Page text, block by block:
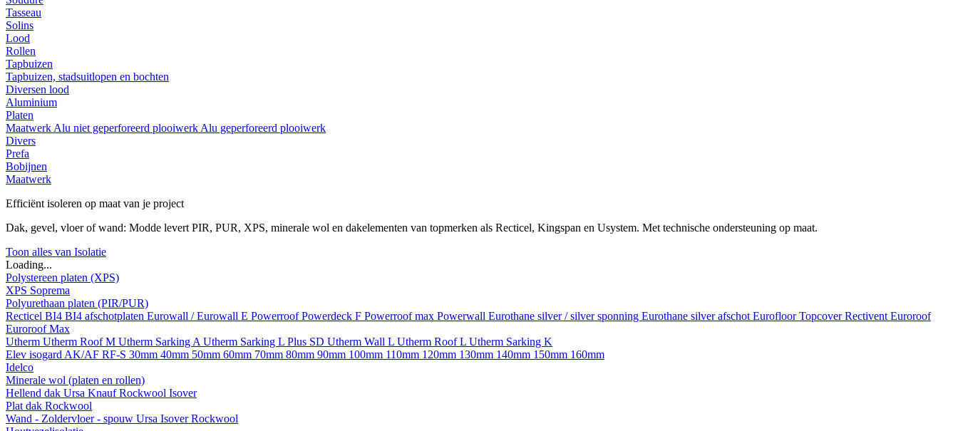
Tasseau
Solins
Lood
Rollen
Tapbuizen
Tapbuizen, stadsuitlopen en bochten
Diversen lood
Aluminium
Platen
Maatwerk Alu niet geperforeerd plooiwerk Alu geperforeerd plooiwerk
Divers
Prefa
Bobijnen
Maatwerk
Efficiënt isoleren op maat van je project
Dak, gevel, vloer of wand: Modde levert PIR, PUR, XPS, minerale wol en dakelementen van topmerken als Recticel, Kingspan en Usystem. Met technische ondersteuning op maat.
Toon alles van Isolatie
Loading...
Polystereen platen (XPS)
XPS Soprema
Polyurethaan platen (PIR/PUR)
Recticel BI4 BI4 afschotplaten Eurowall / Eurowall E PowerroofPowerdeck F Powerroof max Powerwall Eurothane silver / silver sponning Eurothane silver afschot EurofloorTopcoverRectivent Euroroof
Euroroof Max
Utherm Utherm Roof M Utherm Sarking A Utherm Sarking L Plus SD Utherm Wall L Utherm Roof L Utherm Sarking K
Elev isogard AK/AF RF-S 30mm 40mm 50mm 60mm 70mm 80mm 90mm 100mm 110mm 120mm 130mm 140mm 150mm 160mm
Idelco
Minerale wol (platen en rollen)
Hellend dak Ursa KnaufRockwool Isover
Plat dak Rockwool
Wand - Zoldervloer - spouw Ursa IsoverRockwool